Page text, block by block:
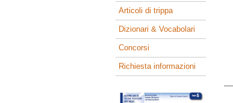
Articoli di trippa
Dizionari & Vocabolari
Concorsi
Richiesta informazioni